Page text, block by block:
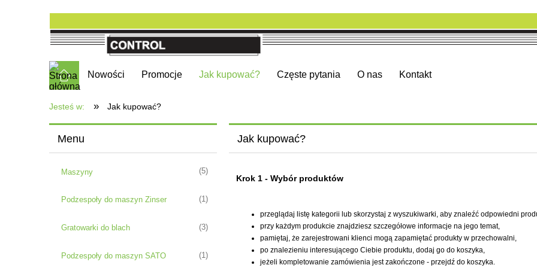
Nowości Promocje Jak kupować? Częste pytania O nas Kontakt
Jesteś w: » Jak kupować?
Menu
Maszyny (5)
Podzespoły do maszyn Zinser (1)
Gratowarki do blach (3)
Podzespoły do maszyn SATO (1)
Jak kupować?
Krok 1 - Wybór produktów
przeglądaj listę kategorii lub skorzystaj z wyszukiwarki, aby znaleźć odpowiedni
przy każdym produkcie znajdziesz szczegółowe informacje na jego temat,
pamiętaj, że zarejestrowani klienci mogą zapamiętać produkty w przechowalni,
po znalezieniu interesującego Ciebie produktu, dodaj go do koszyka,
jeżeli kompletowanie zamówienia jest zakończone - przejdź do koszyka.